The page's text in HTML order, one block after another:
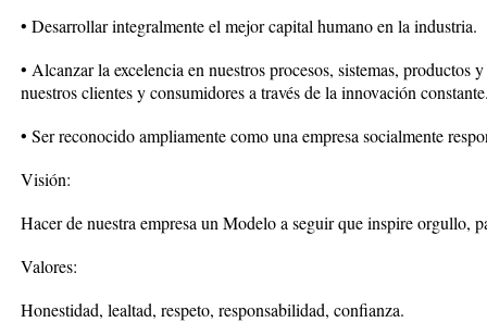
• Desarrollar integralmente el mejor capital humano en la industria.
• Alcanzar la excelencia en nuestros procesos, sistemas, productos
nuestros clientes y consumidores a través de la innovación
• Ser reconocido ampliamente como una empresa socialmente
Visión:
Hacer de nuestra empresa un Modelo a seguir que inspire orgullo,
Valores:
Honestidad, lealtad, respeto, responsabilidad, confianza.